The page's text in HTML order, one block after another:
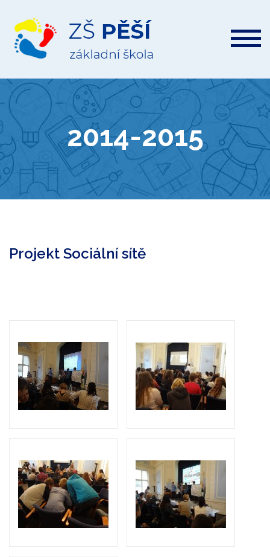
ZŠ
Pěší
2014-2015
Projekt Sociální sítě